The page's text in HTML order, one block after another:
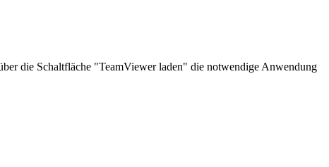
die Schaltfläche "TeamViewer laden" die notwendige Anwendung